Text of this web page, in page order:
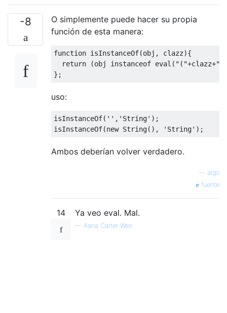
-8
O simplemente puede hacer su propia
función de esta manera:
function isInstanceOf(obj , clazz){
return
(obj instanceof eval ( "("+clazz+
};
uso:
isInstanceOf( '' , 'String' );
isInstanceOf(new String(), 'String' );
Ambos deberían volver verdadero.
algo
fuente
14 Ya veo eval. Mal.
— Aaria Carter-Weir